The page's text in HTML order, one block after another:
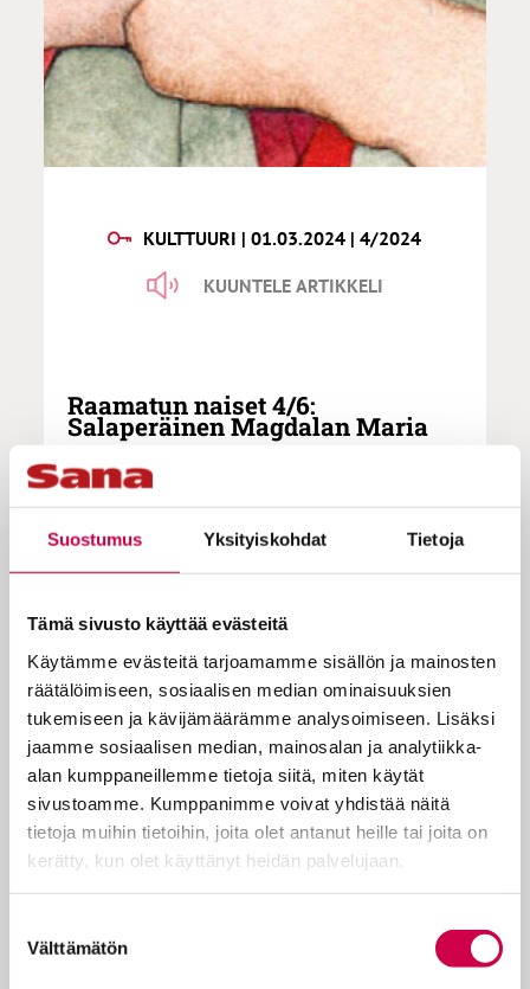
Suostumus Yksityiskohdat Tietoja
Tämä sivusto käyttää evästeitä
Käytämme evästeitä tarjoamamme sisällön ja mainosten
räätälöimiseen, sosiaalisen median ominaisuuksien
tukemiseen ja kävijämäärämme analysoimiseen. Lisäksi
jaamme sosiaalisen median, mainosalan ja analytiikka-
alan kumppaneillemme tietoja siitä, miten käytät
sivustoamme. Kumppanimme voivat yhdistää näitä
tietoja muihin tietoihin, joita olet antanut heille tai joita on
kerätty, kun olet käyttänyt heidän palvelujaan.
valinta
Välttämätön
KULTTUURI | 01.03.2024 | 4/2024
KUUNTELE ARTIKKELI
Raamatun naiset 4/6:
Salaperäinen Magdalan Maria
Maria Magdaleenasta on moninaisia
tulkintoja kristillisessä
henkilögalleriassa. Hänen taustansa
on herättänyt arvailuja, samoin
läheinen suhde Jeesukseen. On
pohdittu, oliko hän Jeesuksen
lempiopetuslapsi vai peräti vaimo?
Taiteen tekijöille Magdalan Maria on aina
ollut antoisa malli. Italialainen
maalasi hänet katsomassa kyynelsilmin
ylös taivaaseen kiharien hiusten valuessa